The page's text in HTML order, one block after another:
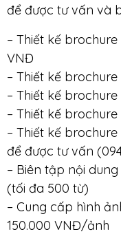
để được tư vấn và
– Thiết kế
VNĐ
– Thiết kế
– Thiết kế
– Thiết kế
– Thiết kế
để được tư vấn
– Biên tập nội
(tối đa 500 từ)
– Cung cấp hình
150.000 VNĐ/ảnh